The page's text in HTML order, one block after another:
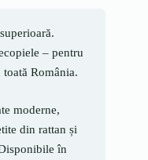
– pentru
România.
moderne,
din rattan și
în